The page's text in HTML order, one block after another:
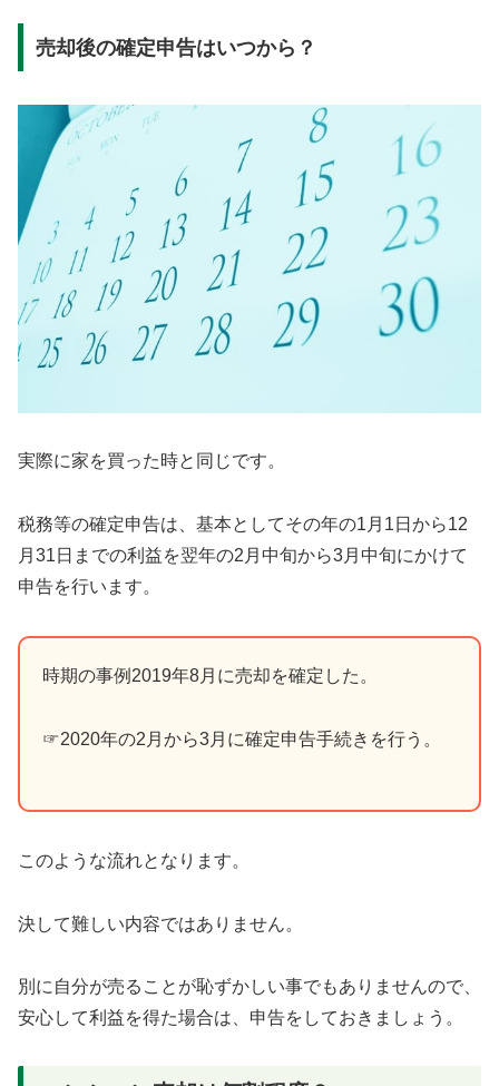
売却後の確定申告はいつから？
実際に家を買った時と同じです。
税務等の確定申告は、基本としてその年の1月1日から12
月31日までの利益を翌年の2月中旬から3月中旬にかけて
申告を行います。
時期の事例2019年8月に売却を確定した。
☞2020年の2月から3月に確定申告手続きを行う。
このような流れとなります。
決して難しい内容ではありません。
別に自分が売ることが恥ずかしい事でもありませんので、
安心して利益を得た場合は、申告をしておきましょう。